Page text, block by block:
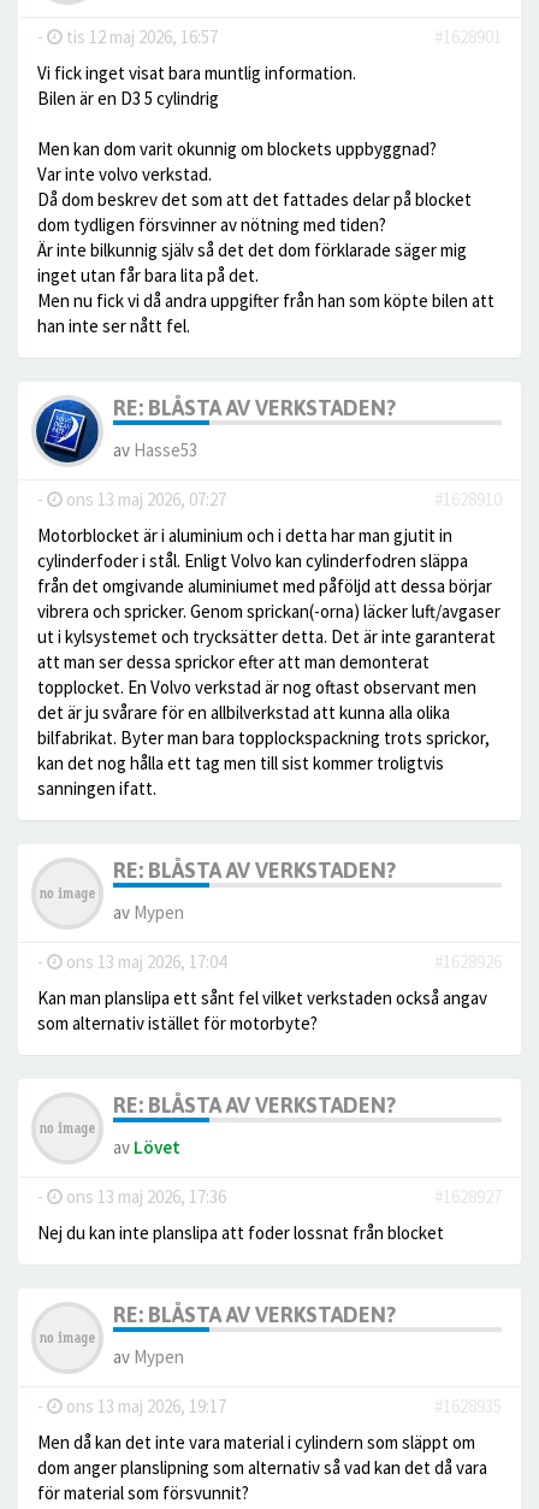
- tis 12 maj 2026, 16:57
#1628901
Vi fick inget visat bara muntlig information.
Bilen är en D3 5 cylindrig
Men kan dom varit okunnig om blockets uppbyggnad?
Var inte volvo verkstad.
Då dom beskrev det som att det fattades delar på blocket
dom tydligen försvinner av nötning med tiden?
Är inte bilkunnig själv så det det dom förklarade säger mig
inget utan får bara lita på det.
Men nu fick vi då andra uppgifter från han som köpte bilen att
han inte ser nått fel.
RE: BLÅSTA AV VERKSTADEN?
av Hasse53
- ons 13 maj 2026, 07:27
#1628910
Motorblocket är i aluminium och i detta har man gjutit in
cylinderfoder i stål. Enligt Volvo kan cylinderfodren släppa
från det omgivande aluminiumet med påföljd att dessa börjar
vibrera och spricker. Genom sprickan(-orna) läcker luft/avgaser
ut i kylsystemet och trycksätter detta. Det är inte garanterat
att man ser dessa sprickor efter att man demonterat
topplocket. En Volvo verkstad är nog oftast observant men
det är ju svårare för en allbilverkstad att kunna alla olika
bilfabrikat. Byter man bara topplockspackning trots sprickor,
kan det nog hålla ett tag men till sist kommer troligtvis
sanningen ifatt.
RE: BLÅSTA AV VERKSTADEN?
av Mypen
- ons 13 maj 2026, 17:04
#1628926
Kan man planslipa ett sånt fel vilket verkstaden också angav
som alternativ istället för motorbyte?
RE: BLÅSTA AV VERKSTADEN?
av Lövet
- ons 13 maj 2026, 17:36
#1628927
Nej du kan inte planslipa att foder lossnat från blocket
RE: BLÅSTA AV VERKSTADEN?
av Mypen
- ons 13 maj 2026, 19:17
#1628935
Men då kan det inte vara material i cylindern som släppt om
dom anger planslipning som alternativ så vad kan det då vara
för material som försvunnit?